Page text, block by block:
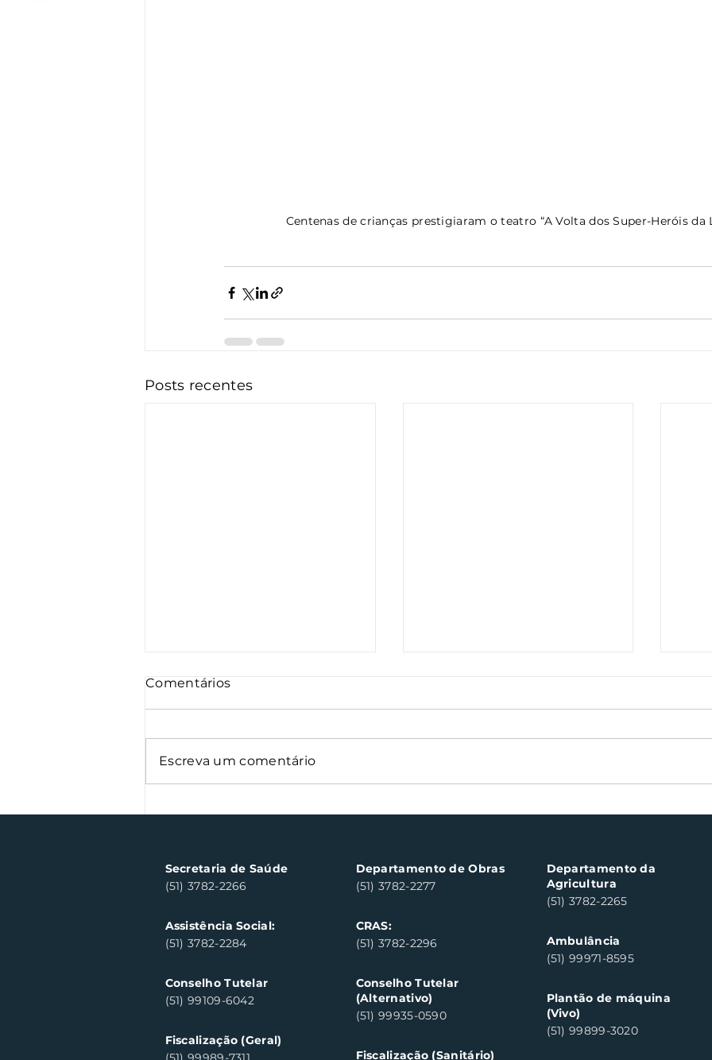
Centenas de crianças prestigiaram o teatro “A Volta dos Super-Heróis da
Posts recentes
Clara do Sul
Clara do Sul
Comentários
Escreva um comentário
Secretaria de Saúde
(51) 3782-2266
Assistência Social:
(51) 3782-2284
Conselho Tutelar
(51) 99109-6042
Fiscalização (Geral)
Departamento de Obras
(51) 3782-2277
CRAS:
(51) 3782-2296
Conselho Tutelar
(Alternativo)
(51) 99935-0590
Fiscalização (Sanitário)
Departamento da
Agricultura
(51) 3782-2265
Ambulância
(51) 99971-8595
Plantão de máquina
(Vivo)
(51) 99899-3020